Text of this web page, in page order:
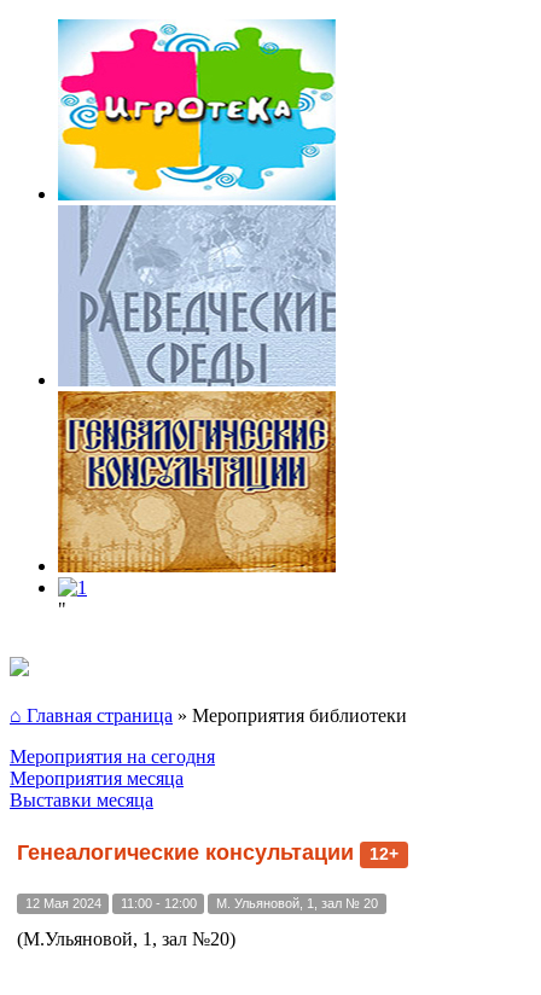
"
⌂ Главная страница » Мероприятия библиотеки
Мероприятия на сегодня
Мероприятия месяца
Выставки месяца
Генеалогические консультации 12+
12 Мая 2024 11:00 - 12:00 М. Ульяновой, 1, зал № 20
(М.Ульяновой, 1, зал №20)